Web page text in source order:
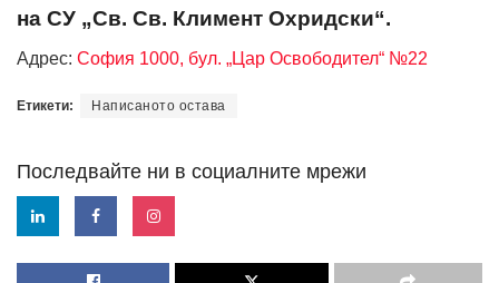
на СУ „Св. Св. Климент Охридски“.
Адрес: София 1000, бул. „Цар Освободител“ №22
Етикети: Написаното остава
Последвайте ни в социалните мрежи